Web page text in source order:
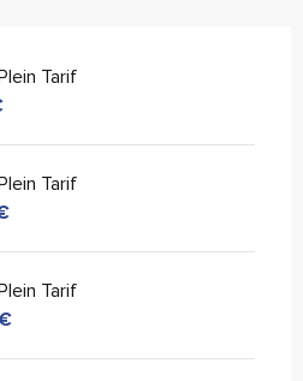
Tarif
Tarif
Tarif